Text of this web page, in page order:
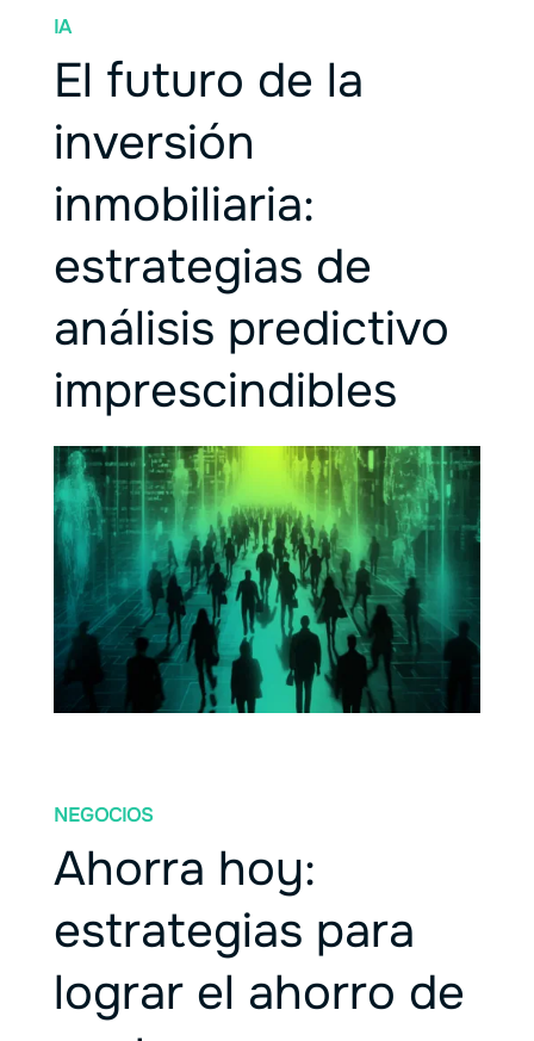
El futuro de la
inversión
inmobiliaria:
estrategias de
análisis predictivo
imprescindibles
IA
Ahorra hoy:
estrategias para
lograr el ahorro de
NEGOCIOS